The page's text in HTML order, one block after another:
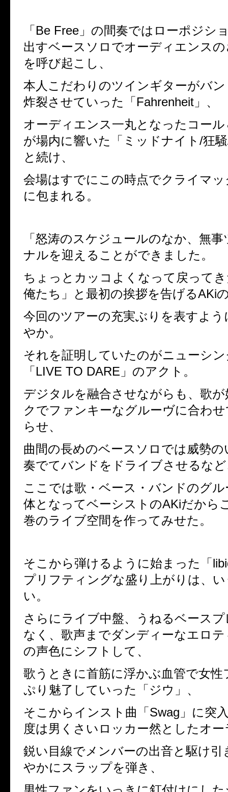
「 Be Free 」の間奏ではローポジシ
出すベースソロでオーディエンス
を呼び起こし、
本人こだわりのツインギターがバ
炸裂させていった「 Fahrenheit 」、
オーディエンス一丸となったコー
が場内に響いた「ミッドナイト /狂騒
と続け、
会場はすでにこの時点でクライマ
に包まれる。
「怒涛のスケジュールのなか、無
ナルを迎えることができました。
ちょっとカッコよくなって戻って
俺たち」と最初の挨拶を告げるAKi
今回のツアーの充実ぶりを表すよ
やか。
それを証明していたのがニューシ
「 LIVE TO DARE 」のアクト。
デジタルを融合させながらも、歌
クでファンキーなグルーヴに合わ
らせ、
曲間の長めのベースソロでは威勢
奏でてバンドをドライブさせるな
ここでは歌・ベース・バンドのグ
体となってベーシストのAKiだから
巻のライブ空間を作ってみせた。
そこから弾けるように始まった「
プリフティングな盛り上がりは、
い。
さらにライブ中盤、うねるベース
なく、歌声までダンディーなエロ
の声色にシフトして、
歌うときに首筋に浮かぶ血管で女
ぷり魅了していった「ジウ」、
そこからインスト曲「 Swag 」に突
度は男くさいロッカー然としたオ
鋭い目線でメンバーの出音と駆け引
やかにスラップを弾き、